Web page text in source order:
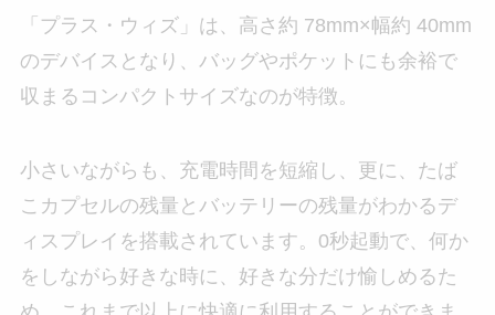
「プラス・ウィズ」は、高さ約 78mm×幅約 40mm
のデバイスとなり、バッグやポケットにも余裕で
収まるコンパクトサイズなのが特徴。
小さいながらも、充電時間を短縮し、更に、たば
こカプセルの残量とバッテリーの残量がわかるデ
ィスプレイを搭載されています。0秒起動で、何か
をしながら好きな時に、好きな分だけ愉しめるた